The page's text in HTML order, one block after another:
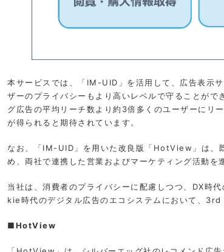
本サービスでは、「IM-UID」を活用して、広告表示
ザーのプライバシーもより高いレベルで守ることが
グ広告の平均リーチ数より約3倍多くのユーザーにリ
が得られると期待されています。
なお、「IM-UID」を用いた改良版「HotView」は、
め、両社で連携した営業およびマーケティング活動を
当社は、消費者のプライバシーに配慮しつつ、DX時
kie時代のデジタル広告のエコシステムにおいて、
■HotView